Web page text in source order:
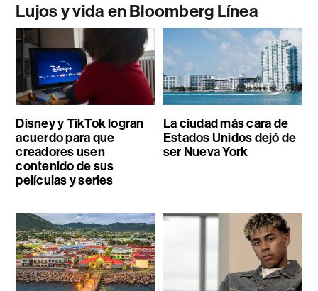
Lujos y vida en Bloomberg Línea
Disney y TikTok logran
acuerdo para que
creadores usen
contenido de sus
películas y series
La ciudad más cara de
Estados Unidos dejó de
ser Nueva York